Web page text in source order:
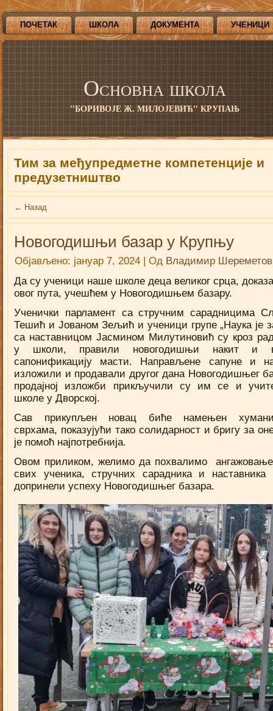
ПОЧЕТАК ШКОЛА ДОКУМЕНТА УЧЕНИЦИ
Основна школа
"БОРИВОЈЕ Ж. МИЛОЈЕВИЋ" КРУПАЊ
Тим за међупредметне компетенције и
предузетништво
← Назад
Новогодишњи базар у Крупњу
Објављено: јануар 7, 2024 | Од Владимир Шереметов
Да су ученици наше школе деца великог срца,
овог пута, учешћем у Новогодишњем базару.
Ученички парламент са стручним сарадницима
Тешић и Јованом Зељић и ученици групе „Наука је
са наставницом Јасмином Милутиновић су кроз
у школи, правили новогодишњи накит и
сапонификацију масти. Направљене сапуне и
изложили и продавали другог дана Новогодишњег
продајној изложби прикључили су им се и
школе у Дворској.
Сав прикупљен новац биће намењен
сврхама, показујући тако солидарност и бригу за
је помоћ најпотребнија.
Овом приликом, желимо да похвалимо
свих ученика, стручних сарадника и наставника
допринели успеху Новогодишњег базара.